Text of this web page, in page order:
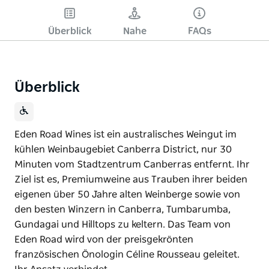
Überblick Nahe FAQs
Überblick
Eden Road Wines ist ein australisches Weingut im
kühlen Weinbaugebiet Canberra District, nur 30
Minuten vom Stadtzentrum Canberras entfernt. Ihr
Ziel ist es, Premiumweine aus Trauben ihrer beiden
eigenen über 50 Jahre alten Weinberge sowie von
den besten Winzern in Canberra, Tumbarumba,
Gundagai und Hilltops zu keltern. Das Team von
Eden Road wird von der preisgekrönten
französischen Önologin Céline Rousseau geleitet.